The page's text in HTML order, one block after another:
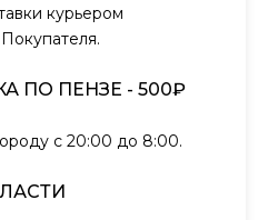
курьером
ПО ПЕНЗЕ - 500₽
с 20:00 до 8:00.